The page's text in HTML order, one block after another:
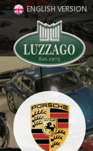
ENGLISH VERSION